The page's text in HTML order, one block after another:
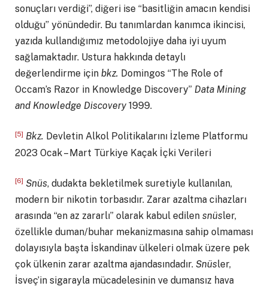
sonuçları verdiği”, diğeri ise “basitliğin amacın kendisi
olduğu” yönündedir. Bu tanımlardan kanımca ikincisi,
yazıda kullandığımız metodolojiye daha iyi uyum
sağlamaktadır. Ustura hakkında detaylı
değerlendirme için bkz. Domingos “The Role of
Occam’s Razor in Knowledge Discovery” Data Mining
and Knowledge Discovery1999.
[5] Bkz. Devletin Alkol Politikalarını İzleme Platformu
2023 Ocak – Mart Türkiye Kaçak İçki Verileri
[6] Snüs, dudakta bekletilmek suretiyle kullanılan,
modern bir nikotin torbasıdır. Zarar azaltma cihazları
arasında “en az zararlı” olarak kabul edilen snüsler,
özellikle duman/buhar mekanizmasına sahip olmaması
dolayısıyla başta İskandinav ülkeleri olmak üzere pek
çok ülkenin zarar azaltma ajandasındadır. Snüsler,
İsveç’in sigarayla mücadelesinin ve dumansız hava